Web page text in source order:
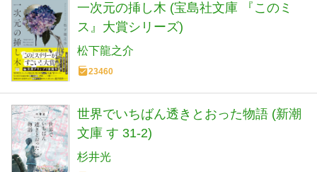
一次元の挿し木 (宝島社文庫 『このミ
ス』大賞シリーズ)
松下龍之介
23460
世界でいちばん透きとおった物語 (新潮
文庫 す 31-2)
杉井光